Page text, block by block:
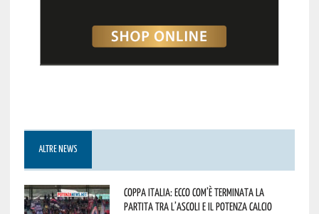
ALTRE NEWS
Coppa Italia: ecco com’è terminata la
partita tra l’Ascoli e il Potenza Calcio